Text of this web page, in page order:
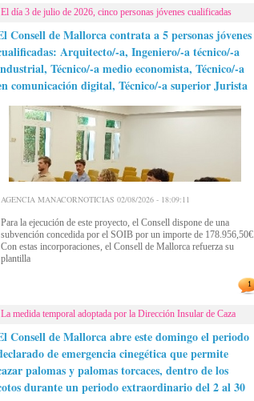
El día 3 de julio de 2026, cinco personas jóvenes cualificadas
Consell de Mallorca contrata a 5 personas jóvenes
Arquitecto/-a, Ingeniero/-a técnico/-a
Técnico/-a medio economista, Técnico/-a
comunicación digital, Técnico/-a superior Jurista
AGENCIA MANACORNOTICIAS 02/08/2026 - 18:09:11
Para la ejecución de este proyecto, el Consell dispone de una
subvención concedida por el SOIB por un importe de 178.956,50€.
Con estas incorporaciones, el Consell de Mallorca refuerza su
plantilla
1
La medida temporal adoptada por la Dirección Insular de Caza
Consell de Mallorca abre este domingo el periodo
de emergencia cinegética que permite
palomas y palomas torcaces, dentro de los
durante un periodo extraordinario del 2 al 30